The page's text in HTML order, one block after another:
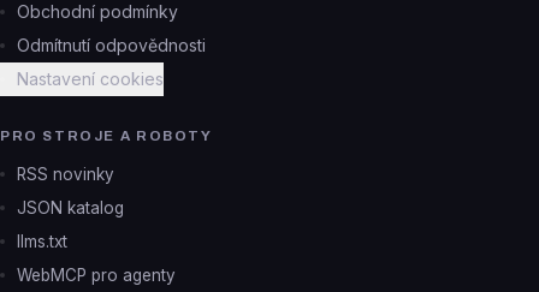
Obchodní podmínky
Odmítnutí odpovědnosti
Nastavení cookies
PRO STROJE A ROBOTY
RSS novinky
JSON katalog
llms.txt
WebMCP pro agenty